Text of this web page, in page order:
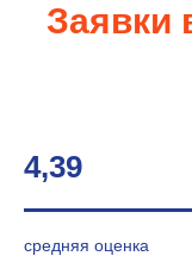
Заявки
4,39
средняя оценка